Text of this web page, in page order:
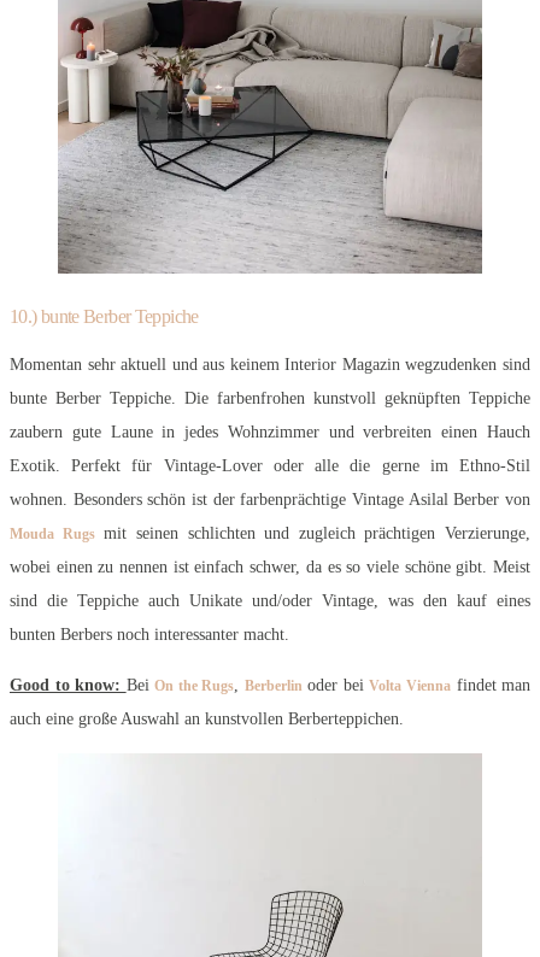
10.) bunte Berber Teppiche
Momentan sehr aktuell und aus keinem Interior Magazin wegzudenken sind
bunte Berber Teppiche. Die farbenfrohen kunstvoll geknüpften Teppiche
zaubern gute Laune in jedes Wohnzimmer und verbreiten einen Hauch
Exotik. Perfekt für Vintage-Lover oder alle die gerne im Ethno-Stil
wohnen. Besonders schön ist der farbenprächtige Vintage Asilal Berber von
Mouda Rugsmit seinen schlichten und zugleich prächtigen Verzierunge,
wobei einen zu nennen ist einfach schwer, da es so viele schöne gibt. Meist
sind die Teppiche auch Unikate und/oder Vintage, was den kauf eines
bunten Berbers noch interessanter macht.
Good to know: BeiOn the Rugs Berberlin oder beiVolta Viennafindet man
auch eine große Auswahl an kunstvollen Berberteppichen.